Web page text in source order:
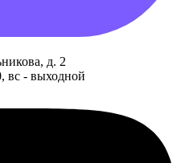
д. 2
вс - выходной